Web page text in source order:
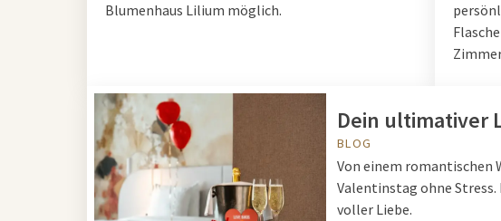
Blumenhaus Lilium möglich.
Dein ultimativer
BLOG
Von einem romantischen
Valentinstag ohne Stress.
voller Liebe.